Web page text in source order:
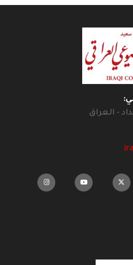
- العراق